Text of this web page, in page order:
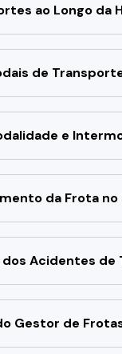
ao Longo da
de
e
da Frota
dos Acidentes de
Gestor de